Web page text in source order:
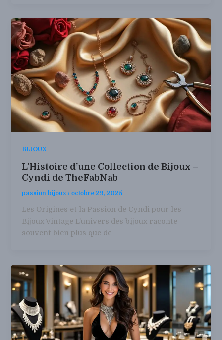
BIJOUX
L’Histoire d’une Collection de Bijoux –
Cyndi de TheFabNab
passion bijoux/octobre 29, 2025
Les Origines et la Passion de Cyndi pour les
Bijoux Vintage L’univers des bijoux raconte
souvent bien plus que de